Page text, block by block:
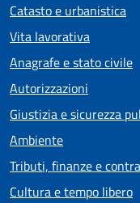
Catasto e urbanistica
Vita lavorativa
Anagrafe e stato civile
Autorizzazioni
Giustizia e sicurezza
Ambiente
Tributi, finanze e
Cultura e tempo libero